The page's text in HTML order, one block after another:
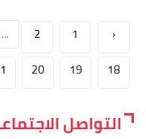
‹
1
2
...
18
19
20
التواصل